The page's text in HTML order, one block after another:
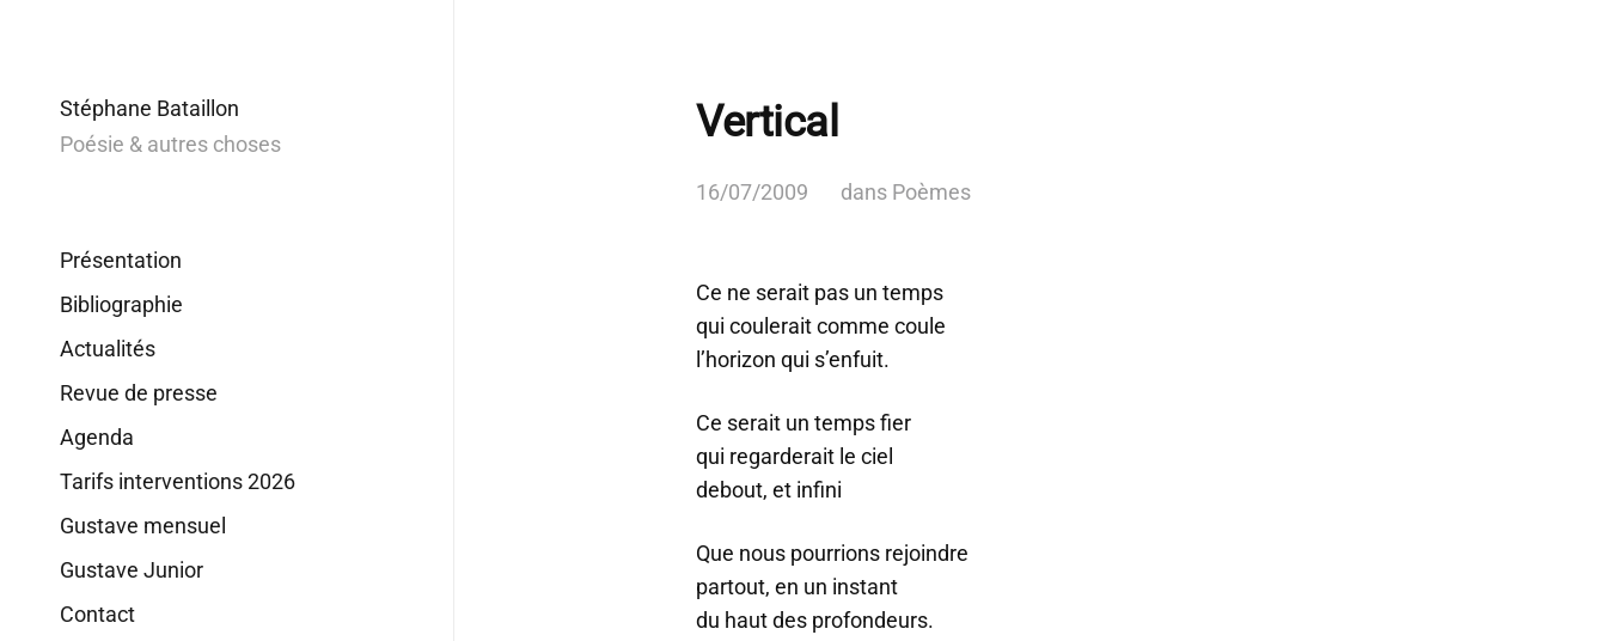
Stéphane Bataillon
Poésie & autres choses
Présentation
Bibliographie
Actualités
Revue de presse
Agenda
Tarifs interventions 2026
Gustave mensuel
Gustave Junior
Contact
Vertical
16/07/2009 dans Poèmes
Ce ne serait pas un temps
qui coulerait comme coule
l’horizon qui s’enfuit.
Ce serait un temps fier
qui regarderait le ciel
debout, et infini
Que nous pourrions rejoindre
partout, en un instant
du haut des profondeurs.